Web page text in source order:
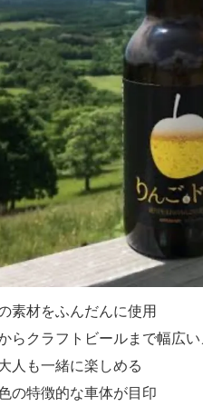
素材をふんだんに使用
らクラフトビールまで幅広
人も一緒に楽しめる
の特徴的な車体が目印